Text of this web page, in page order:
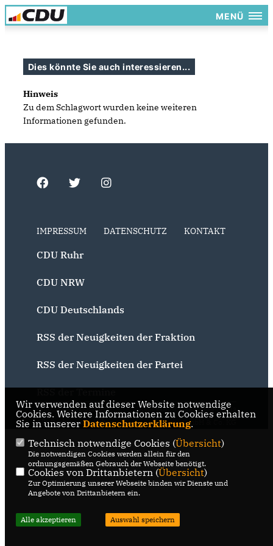
MENÜ
Dies könnte Sie auch interessieren...
Hinweis
Zu dem Schlagwort wurden keine weiteren
Informationen gefunden.
IMPRESSUM DATENSCHUTZ KONTAKT
CDU Ruhr
CDU NRW
CDU Deutschlands
RSS der Neuigkeiten der Fraktion
RSS der Neuigkeiten der Partei
@2026 CDU Bochum
Alle Rechte vorbehalten.
Realisation: Sharkness Media
GmbH & Co. KG
Wir verwenden auf dieser Website notwendige
Cookies. Weitere Informationen zu Cookies erhalten
Sie in unserer Datenschutzerklärung.
Technisch notwendige Cookies (Übersicht)
Die notwendigen Cookies werden allein für den
ordnungsgemäßen Gebrauch der Webseite benötigt.
Cookies von Drittanbietern (Übersicht)
Zur Optimierung unserer Webseite binden wir Dienste und
Angebote von Drittanbietern ein.
Alle akzeptieren Auswahl speichern